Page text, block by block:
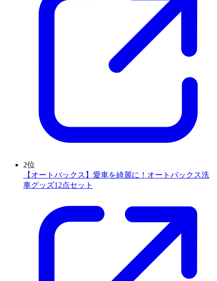
2位
【オートバックス】愛車を綺麗に！オートバックス洗
車グッズ12点セット